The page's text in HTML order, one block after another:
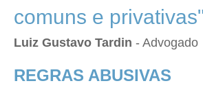
comuns e
Luiz Gustavo Tardin - Advogado
REGRAS ABUSIVAS